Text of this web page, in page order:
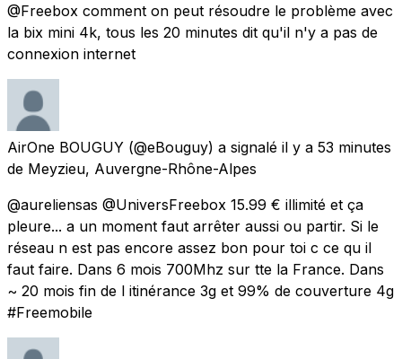
@Freebox comment on peut résoudre le problème avec
la bix mini 4k, tous les 20 minutes dit qu'il n'y a pas de
connexion internet
AirOne BOUGUY (@eBouguy) a signalé il y a 53 minutes
de Meyzieu, Auvergne-Rhône-Alpes
@aureliensas @UniversFreebox 15.99 € illimité et ça
pleure... a un moment faut arrêter aussi ou partir. Si le
réseau n est pas encore assez bon pour toi c ce qu il
faut faire. Dans 6 mois 700Mhz sur tte la France. Dans
~ 20 mois fin de l itinérance 3g et 99% de couverture 4g
#Freemobile